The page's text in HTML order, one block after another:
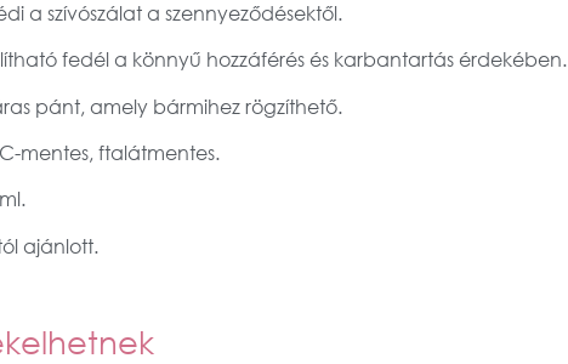
a szívószálat a szennyeződésektől.
fedél a könnyű hozzáférés és karbantartás érdekében.
pánt, amely bármihez rögzíthető.
mentes, ftalátmentes.
ajánlott.